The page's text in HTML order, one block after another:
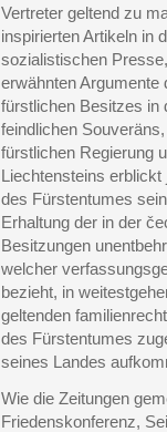
Vertreter geltend zu
inspirierten Artikeln in
sozialistischen
erwähnten Argumente
fürstlichen Besitzes in
feindlichen
fürstlichen Regierung
Liechtensteins
des Fürstentumes
Erhaltung der in der
Besitzungen
welcher
bezieht, in
geltenden
des Fürstentumes
seines Landes
Wie die Zeitungen
Friedenskonferenz,